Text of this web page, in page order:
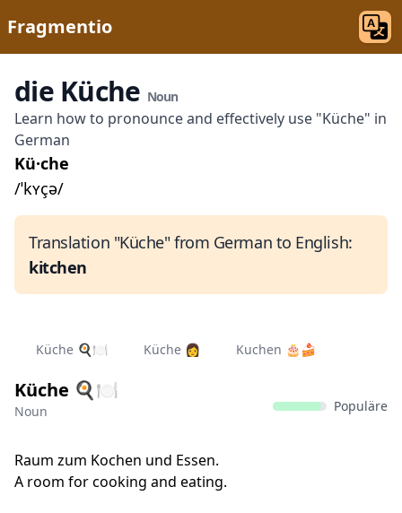
Fragmentio
die Küche Noun
Learn how to pronounce and effectively use "Küche" in
German
Kü·che
/ˈkʏçə/
Translation "Küche" from German to English:
kitchen
Küche 🍳🍽 Küche 👩‍ Kuchen 🎂🍰
Küche 🍳🍽️
Noun Populäre
Raum zum Kochen und Essen.
A room for cooking and eating.